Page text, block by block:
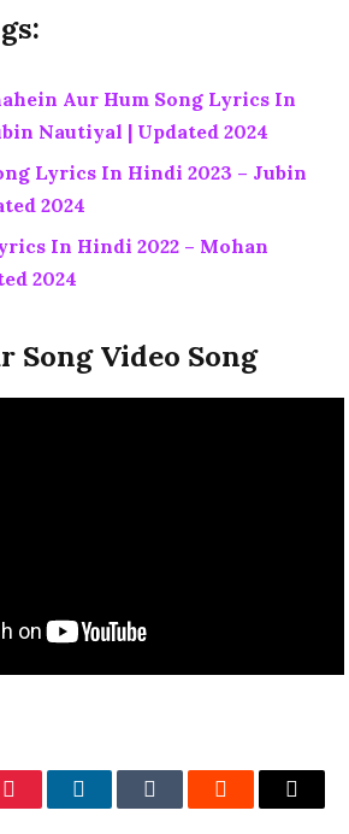
Aur Hum Song Lyrics In
Nautiyal | Updated 2024
Lyrics In Hindi 2023 – Jubin
2024
In Hindi 2022 – Mohan
2024
Song Video Song
PinterestLinkedInTumblr Reddit Email